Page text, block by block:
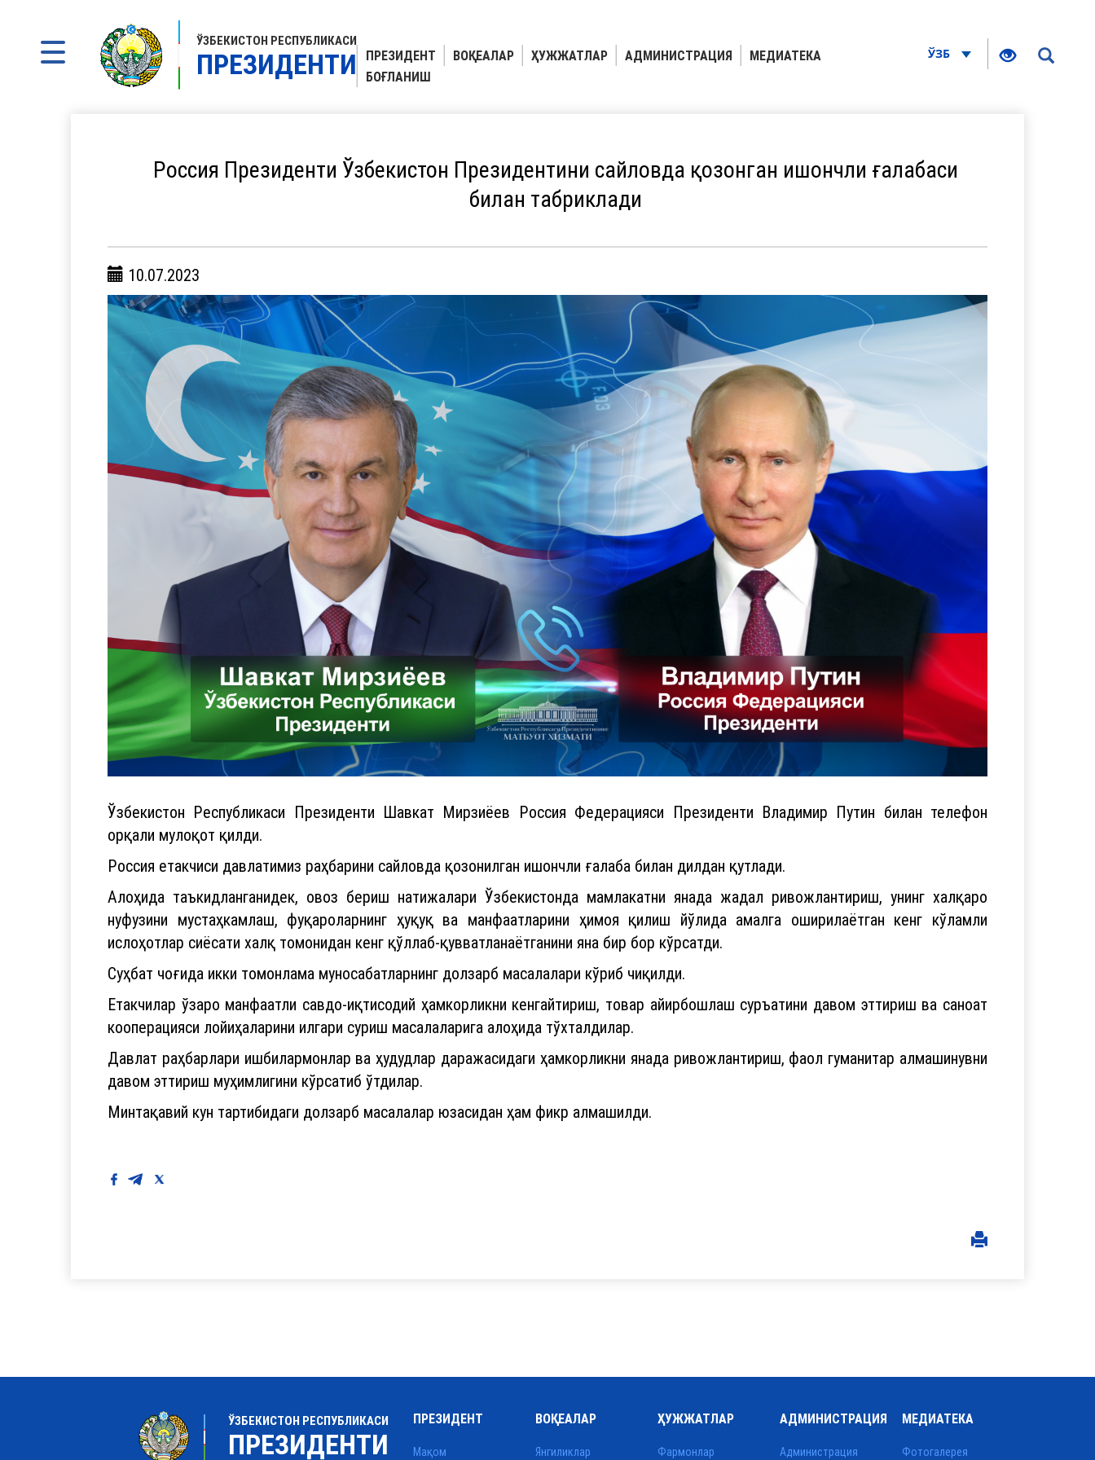
ЎЗБЕКИСТОН РЕСПУБЛИКАСИ
ПРЕЗИДЕНТИ ПРЕЗИДЕНТ ВОҚЕАЛАР ҲУЖЖАТЛАР АДМИНИСТРАЦИЯ
МЕДИАТЕКА
БОҒЛАНИШ
ЎЗБ
Россия Президенти Ўзбекистон Президентини сайловда қозонган ишончли ғалабаси
билан табриклади
10.07.2023
Ўзбекистон Республикаси Президенти Шавкат Мирзиёев Россия Федерацияси Президенти Владимир Путин билан телефон
орқали мулоқот қилди.
Россия етакчиси давлатимиз раҳбарини сайловда қозонилган ишончли ғалаба билан дилдан қутлади.
Алоҳида таъкидланганидек, овоз бериш натижалари Ўзбекистонда мамлакатни янада жадал ривожлантириш, унинг халқаро
нуфузини мустаҳкамлаш, фуқароларнинг ҳуқуқ ва манфаатларини ҳимоя қилиш йўлида амалга оширилаётган кенг кўламли
ислоҳотлар сиёсати халқ томонидан кенг қўллаб-қувватланаётганини яна бир бор кўрсатди.
Суҳбат чоғида икки томонлама муносабатларнинг долзарб масалалари кўриб чиқилди.
Етакчилар ўзаро манфаатли савдо-иқтисодий ҳамкорликни кенгайтириш, товар айирбошлаш суръатини давом эттириш ва саноат
кооперацияси лойиҳаларини илгари суриш масалаларига алоҳида тўхталдилар.
Давлат раҳбарлари ишбилармонлар ва ҳудудлар даражасидаги ҳамкорликни янада ривожлантириш, фаол гуманитар алмашинувни
давом эттириш муҳимлигини кўрсатиб ўтдилар.
Минтақавий кун тартибидаги долзарб масалалар юзасидан ҳам фикр алмашилди.
ЎЗБЕКИСТОН РЕСПУБЛИКАСИ
ПРЕЗИДЕНТИ
ПРЕЗИДЕНТ
Мақом
ВОҚЕАЛАР
Янгиликлар
ҲУЖЖАТЛАР
Фармонлар
АДМИНИСТРАЦИЯ
Администрация
МЕДИАТЕКА
Фотогалерея